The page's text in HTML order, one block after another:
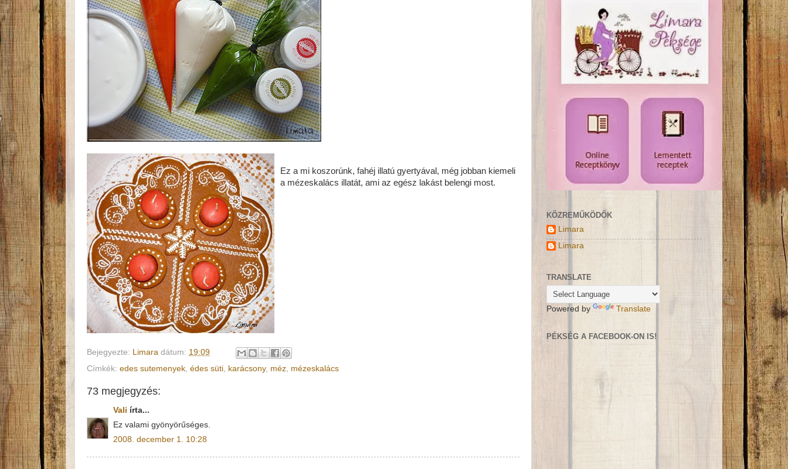
Ez a mi koszorúnk, fahéj illatú gyertyával, még jobban kiemeli
a mézeskalács illatát, ami az egész lakást belengi most.
Bejegyezte: Limara dátum: 19:09
Címkék: edes sutemenyek édes süti karácsony, méz mézeskalács
73 megjegyzés:
Vali írta...
Ez valami gyönyörűséges.
2008. december 1. 10:28
KÖZREMŰKÖDŐK
Limara
Limara
TRANSLATE
Powered by Translate
PÉKSÉG A FACEBOOK-ON IS!